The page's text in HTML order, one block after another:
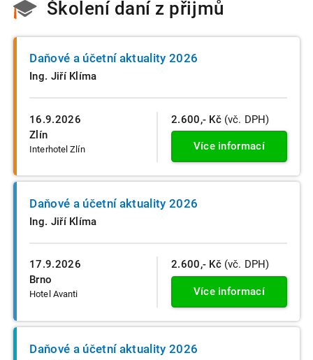
Školení daní z přijmů
16.9.2026
Zlín
Interhotel Zlín
Daňové a účetní aktuality 2026
Ing. Jiří Klíma
2.600,- Kč (vč. DPH)
Více informací
17.9.2026
Brno
Hotel Avanti
Daňové a účetní aktuality 2026
Ing. Jiří Klíma
2.600,- Kč (vč. DPH)
Více informací
Daňové a účetní aktuality 2026